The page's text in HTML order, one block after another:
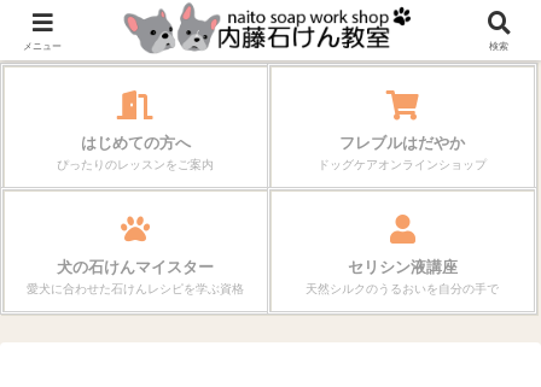
作る楽しさが、毎日の暮らしを変えていく。
はじめての方へ
ぴったりのレッスンをご案内
フレブルはだやか
ドッグケアオンラインショップ
犬の石けんマイスター
愛犬に合わせた石けんレシピを学ぶ資格
セリシン液講座
天然シルクのうるおいを自分の手で
メニュー 検索